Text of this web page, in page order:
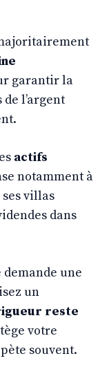
garantir la
de l’argent
actifs
notamment à
villas
dans
une
un
reste
votre
souvent.